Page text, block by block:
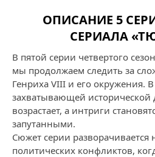
ОПИСАНИЕ 5
СЕРИАЛА
В пятой серии четвертого
мы продолжаем следить за
Генриха VIII и его окружения.
захватывающей
возрастает, а интриги
запутанными.
Сюжет серии
политических конфликтов,